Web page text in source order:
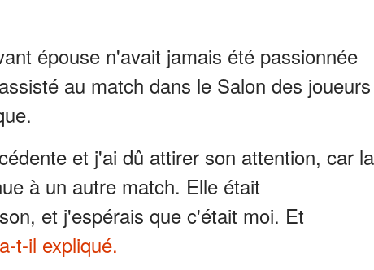
épouse n'avait jamais été passionnée
au match dans le Salon des joueurs
et j'ai dû attirer son attention, car la
à un autre match. Elle était
et j'espérais que c'était moi. Et
a-t-il expliqué.